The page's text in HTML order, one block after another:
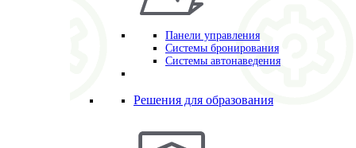
Панели управления
Системы бронирования
Системы автонаведения
Решения для образования